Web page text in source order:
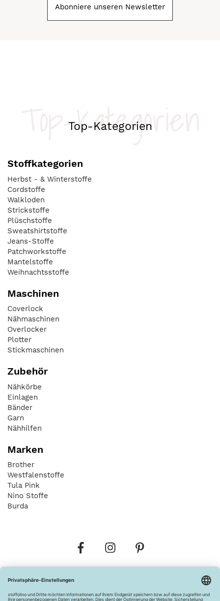
Abonniere unseren Newsletter
Top-Kategorien
Top-Kategorien
Stoffkategorien
Herbst - & Winterstoffe
Cordstoffe
Walkloden
Strickstoffe
Plüschstoffe
Sweatshirtstoffe
Jeans-Stoffe
Patchworkstoffe
Mantelstoffe
Weihnachtsstoffe
Maschinen
Coverlock
Nähmaschinen
Overlocker
Plotter
Stickmaschinen
Zubehör
Nähkörbe
Einlagen
Bänder
Garn
Nähhilfen
Marken
Brother
Westfalenstoffe
Tula Pink
Nino Stoffe
Burda